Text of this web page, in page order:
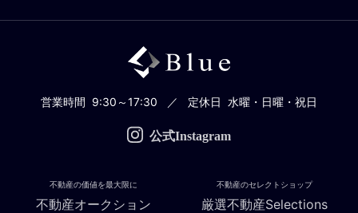
営業時間 9:30～17:30 定休日 水曜・日曜・祝日
公式Instagram
不動産の価値を最大限に
不動産オークション
不動産のセレクトショップ
厳選不動産Selections